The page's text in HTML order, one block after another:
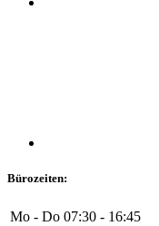
Bürozeiten:
Mo - Do 07:30 - 16:45